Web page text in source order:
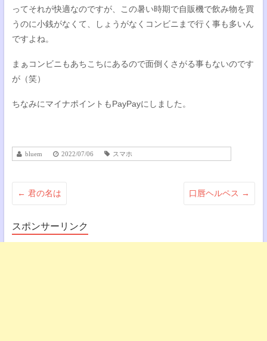
ってそれが快適なのですが、この暑い時期で自販機で飲み物を買
うのに小銭がなくて、しょうがなくコンビニまで行く事も多いん
ですよね。
まぁコンビニもあちこちにあるので面倒くさがる事もないのです
が（笑）
ちなみにマイナポイントもPayPayにしました。
bluem 2022/07/06 スマホ
← 君の名は 口唇ヘルペス →
スポンサーリンク